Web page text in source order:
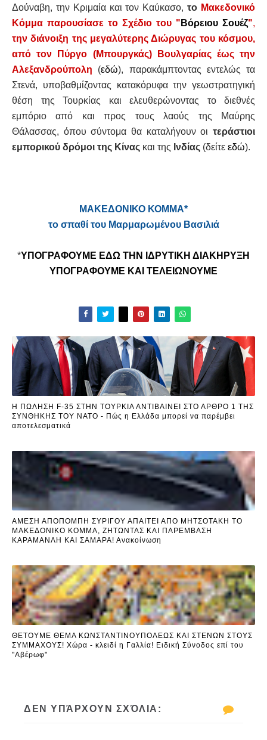
Δούναβη, την Κριμαία και τον Καύκασο,το Μακεδονικό
Κόμμα παρουσίασε το Σχέδιο του " Βόρειου Σουέζ",
την διάνοιξη της μεγαλύτερης Διώρυγας του κόσμου,
από τον Πύργο (Μπουργκάς) Βουλγαρίας έως την
Αλεξανδρούπολη (εδώ), παρακάμπτοντας εντελώς τα
Στενά, υποβαθμίζοντας κατακόρυφα την γεωστρατηγική
θέση της Τουρκίας και ελευθερώνοντας το διεθνές
εμπόριο από και προς τους λαούς της Μαύρης
Θάλασσας, όπου σύντομα θα καταλήγουν οι τεράστιοι
εμπορικού δρόμοι της Κίνας και της Ινδίας (δείτε εδώ).
ΜΑΚΕΔΟΝΙΚΟ ΚΟΜΜΑ*
το σπαθί του Μαρμαρωμένου Βασιλιά
*ΥΠΟΓΡΑΦΟΥΜΕ ΕΔΩ ΤΗΝ ΙΔΡΥΤΙΚΗ ΔΙΑΚΗΡΥΞΗ
ΥΠΟΓΡΑΦΟΥΜΕ ΚΑΙ ΤΕΛΕΙΩΝΟΥΜΕ
Η ΠΩΛΗΣΗ F-35 ΣΤΗΝ ΤΟΥΡΚΙΑ ΑΝΤΙΒΑΙΝΕΙ ΣΤΟ ΑΡΘΡΟ 1 ΤΗΣ
ΣΥΝΘΗΚΗΣ ΤΟΥ ΝΑΤΟ - Πώς η Ελλάδα μπορεί να παρέμβει
αποτελεσματικά
ΑΜΕΣΗ ΑΠΟΠΟΜΠΗ ΣΥΡΙΓΟΥ ΑΠΑΙΤΕΙ ΑΠΟ ΜΗΤΣΟΤΑΚΗ ΤΟ
ΜΑΚΕΔΟΝΙΚΟ ΚΟΜΜΑ, ΖΗΤΩΝΤΑΣ ΚΑΙ ΠΑΡΕΜΒΑΣΗ
ΚΑΡΑΜΑΝΛΗ ΚΑΙ ΣΑΜΑΡΑ! Ανακοίνωση
ΘΕΤΟΥΜΕ ΘΕΜΑ ΚΩΝΣΤΑΝΤΙΝΟΥΠΟΛΕΩΣ ΚΑΙ ΣΤΕΝΩΝ ΣΤΟΥΣ
ΣΥΜΜΑΧΟΥΣ! Χώρα - κλειδί η Γαλλία! Ειδική Σύνοδος επί του
"Αβέρωφ"
ΔΕΝ ΥΠΆΡΧΟΥΝ ΣΧΌΛΙΑ: